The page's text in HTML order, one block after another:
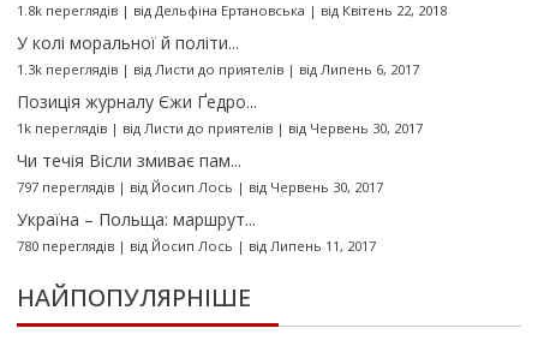
1.8k переглядів| від Дельфіна Ертановська | від Квітень 22, 2018
У колі моральної й політи...
1.3k переглядів| від Листи до приятелів| від Липень 6, 2017
Позиція журналу Єжи Ґедро...
1k переглядів| від Листи до приятелів| від Червень 30, 2017
Чи течія Вісли змиває пам...
797 переглядів| від Йосип Лось | від Червень 30, 2017
Україна – Польща: маршрут...
780 переглядів| від Йосип Лось | від Липень 11, 2017
НАЙПОПУЛЯРНІШЕ